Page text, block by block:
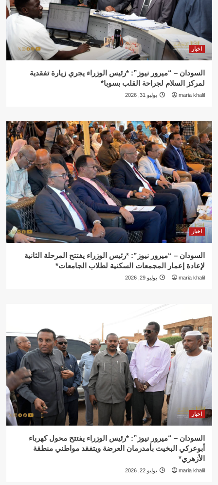
اخبار
السودان – “ميرور نيوز”: *رئيس الوزراء يجري زيارة تفقدية
لمركز السلام لجراحة القلب بسوبا*
maria khalil يوليو 31, 2026
اخبار
السودان – “ميرور نيوز”: *رئيس الوزراء يفتتح المرحلة الثانية
لإعادة إعمار المجمعات السكنية لطلاب الجامعات*
maria khalil يوليو 29, 2026
اخبار
السودان – “ميرور نيوز”: *رئيس الوزراء يفتتح محول كهرباء
أبوعركي البخيت بأمدرمان العرضة ويتفقد مواطني منطقة
الأزهري*
maria khalil يوليو 22, 2026